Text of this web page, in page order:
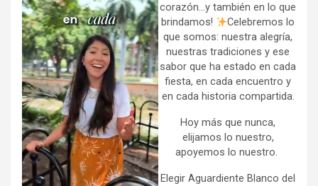
corazón…y también en lo que
brindamos!
Celebremos lo
que somos: nuestra alegría,
nuestras tradiciones y ese
sabor que ha estado en cada
fiesta, en cada encuentro y
en cada historia compartida.
Hoy más que nunca,
elijamos lo nuestro,
apoyemos lo nuestro.
Elegir Aguardiente Blanco del